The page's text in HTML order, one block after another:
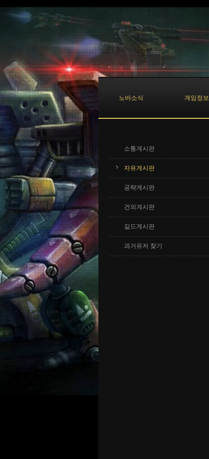
노바소식 게임정보
소통게시판
자유게시판
공략게시판
건의게시판
길드게시판
과거유저 찾기
Sketchbook5, 스케치북5
Sketchbook5, 스케치북5